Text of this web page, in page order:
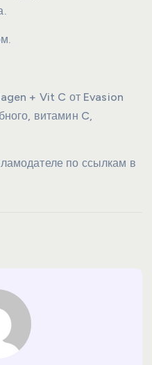
+ Vit C от Evasion
витамин C,
по ссылкам в